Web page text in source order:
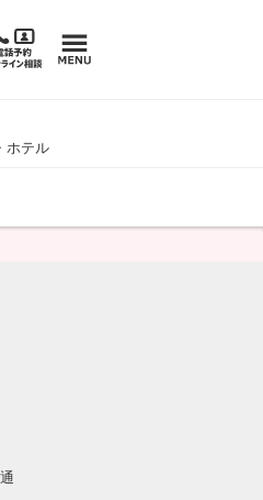
ホテル